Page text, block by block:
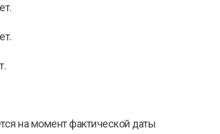
на момент фактической даты